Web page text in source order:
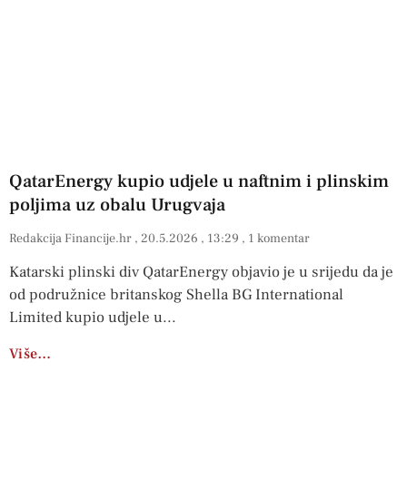
QatarEnergy kupio udjele u naftnim i plinskim
poljima uz obalu Urugvaja
Redakcija Financije.hr 20.5.2026 13:29 1 komentar
Katarski plinski div QatarEnergy objavio je u srijedu da je
od podružnice britanskog Shella BG International
Limited kupio udjele u
Više…